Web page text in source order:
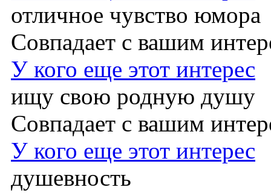
отличное чувство юмора
Совпадает с вашим
У кого еще этот интерес
ищу свою родную душу
Совпадает с вашим
У кого еще этот интерес
душевность